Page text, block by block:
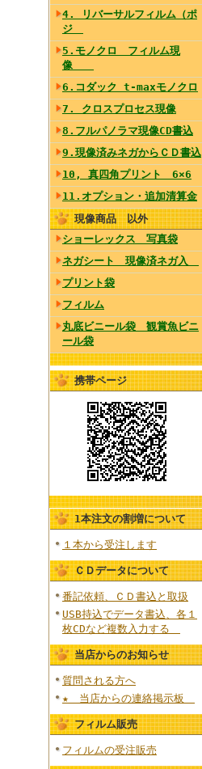
4. リバーサルフィルム（ポ
ジ
5.モノクロ フィルム現
像
6.コダック t-maxモノクロ
7. クロスプロセス現像
8.フルパノラマ現像CD書込
9.現像済みネガからＣＤ書込
10, 真四角プリント 6×6
11.オプション・追加清算金
現像商品 以外
ショーレックス 写真袋
ネガシート 現像済ネガ入
プリント袋
フィルム
丸底ビニール袋 観賞魚ビニ
ール袋
携帯ページ
1本注文の割増について
１本から受注します
ＣＤデータについて
番記依頼、ＣＤ書込と取扱
USB持込でデータ書込、各１
枚CDなど複数入力する
当店からのお知らせ
質問される方へ
★ 当店からの連絡掲示板
フィルム販売
フィルムの受注販売